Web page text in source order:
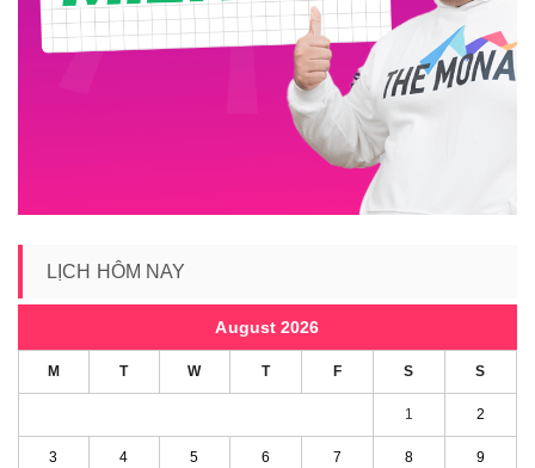
LỊCH HÔM NAY
August 2026
M T W T F S S
1 2
3 4 5 6 7 8 9